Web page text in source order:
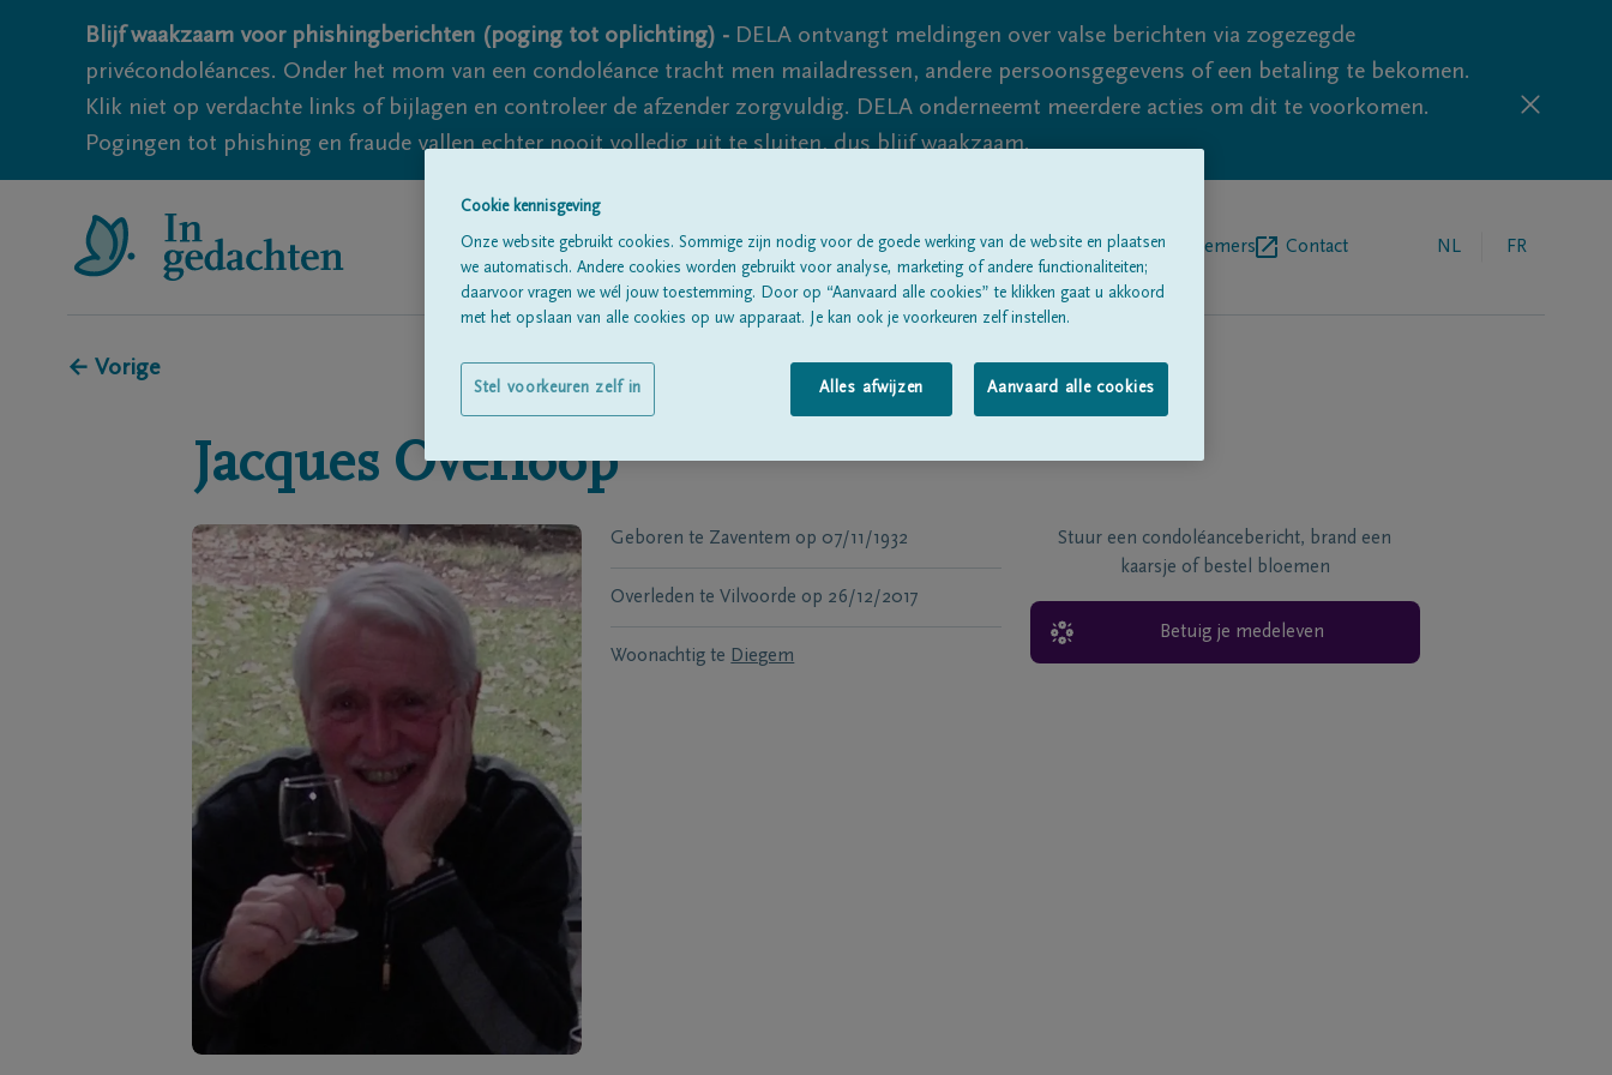
Blijf waakzaam voor phishingberichten (poging tot oplichting) - DELA ontvangt meldingen over valse berichten via zogezegde
privécondoléances. Onder het mom van een condoléance tracht men mailadressen, andere persoonsgegevens of een betaling te bekomen.
Klik niet op verdachte links of bijlagen en controleer de afzender zorgvuldig. DELA onderneemt meerdere acties om dit te voorkomen.
Pogingen tot phishing en fraude vallen echter nooit volledig uit te sluiten, dus blijf waakzaam.
Alle rouwberichtenOver onsBegrafenisondernemers Contact NL FR
← Vorige
Jacques Overloop
Geboren te Zaventem op 07/11/1932
Overleden te Vilvoorde op 26/12/2017
Woonachtig te Diegem
Stuur een condoléancebericht, brand een
kaarsje of bestel bloemen
Betuig je medeleven
Cookie kennisgeving
Onze website gebruikt cookies. Sommige zijn nodig voor de goede werking van de website en plaatsen
we automatisch. Andere cookies worden gebruikt voor analyse, marketing of andere functionaliteiten;
daarvoor vragen we wél jouw toestemming. Door op “Aanvaard alle cookies” te klikken gaat u akkoord
met het opslaan van alle cookies op uw apparaat. Je kan ook je voorkeuren zelf instellen.
Alles afwijzen Aanvaard alle cookies
Stel voorkeuren zelf in